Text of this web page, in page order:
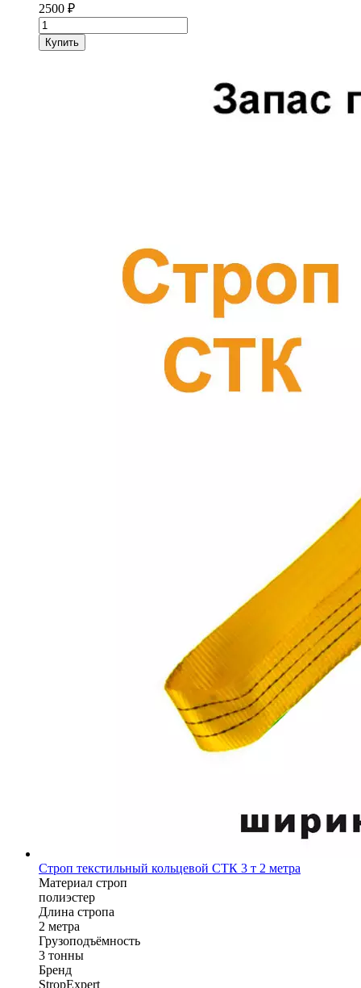
2500 ₽
Количество
товара
Строп
Купить
Строп текстильный кольцевой СТК 3 т 2 метра
Материал строп
полиэстер
Длина стропа
2 метра
Грузоподъёмность
3 тонны
Бренд
StropExpert